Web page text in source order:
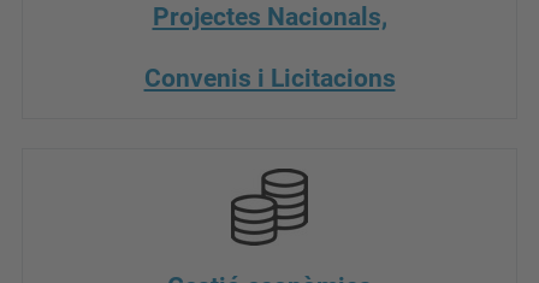
Projectes Nacionals,
Convenis i Licitacions